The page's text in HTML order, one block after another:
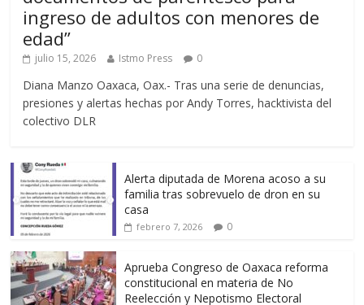
ingreso de adultos con menores de
edad”
julio 15, 2026 Istmo Press 0
Diana Manzo Oaxaca, Oax.- Tras una serie de denuncias,
presiones y alertas hechas por Andy Torres, hacktivista del
colectivo DLR
Alerta diputada de Morena acoso a su
familia tras sobrevuelo de dron en su
casa
febrero 7, 2026 0
Aprueba Congreso de Oaxaca reforma
constitucional en materia de No
Reelección y Nepotismo Electoral